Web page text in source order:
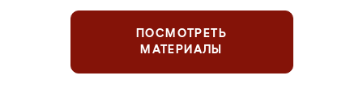
ПОСМОТРЕТЬ
МАТЕРИАЛЫ